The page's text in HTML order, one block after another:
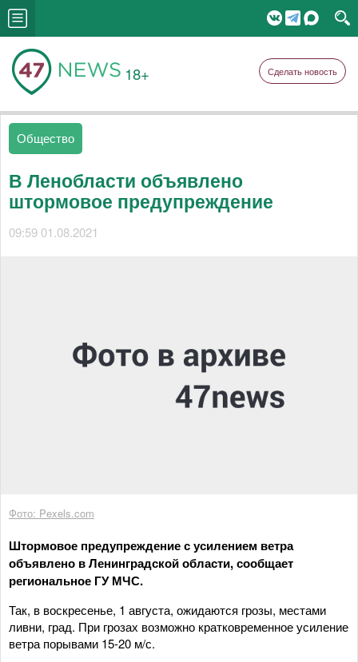
18+ Сделать новость
Общество
В Ленобласти объявлено
штормовое предупреждение
09:59 01.08.2021
Фото: Pexels.com
Штормовое предупреждение с усилением ветра
объявлено в Ленинградской области, сообщает
региональное ГУ МЧС.
Так, в воскресенье, 1 августа, ожидаются грозы, местами
ливни, град. При грозах возможно кратковременное усиление
ветра порывами 15-20 м/с.